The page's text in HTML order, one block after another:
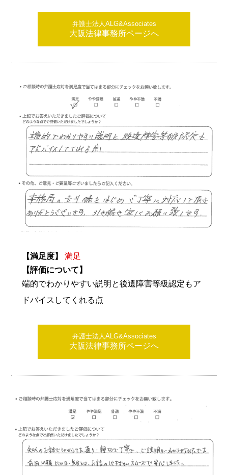
弁護士法人ALG&Associates
大阪法律事務所ページへ
【満足度】
満足
【評価について】
端的でわかりやすい説明と後遺障害等級認定もア
ドバイスしてくれる点
弁護士法人ALG&Associates
大阪法律事務所ページへ